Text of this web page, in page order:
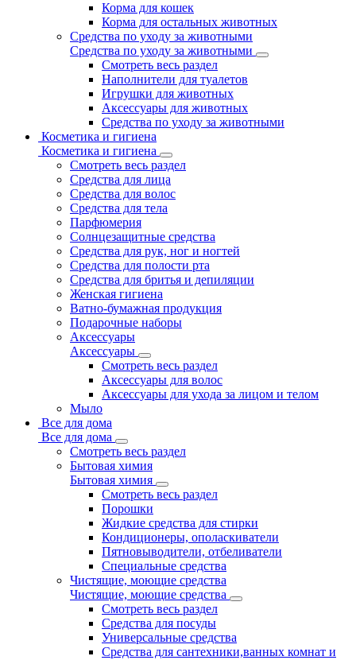
Корма для кошек
Корма для остальных животных
Средства по уходу за животными
Средства по уходу за животными
Смотреть весь раздел
Наполнители для туалетов
Игрушки для животных
Аксессуары для животных
Средства по уходу за животными
Косметика и гигиена
Косметика и гигиена
Смотреть весь раздел
Средства для лица
Средства для волос
Средства для тела
Парфюмерия
Солнцезащитные средства
Средства для рук, ног и ногтей
Средства для полости рта
Средства для бритья и депиляции
Женская гигиена
Ватно-бумажная продукция
Подарочные наборы
Аксессуары
Аксессуары
Смотреть весь раздел
Аксессуары для волос
Аксессуары для ухода за лицом и телом
Мыло
Все для дома
Все для дома
Смотреть весь раздел
Бытовая химия
Бытовая химия
Смотреть весь раздел
Порошки
Жидкие средства для стирки
Кондиционеры, ополаскиватели
Пятновыводители, отбеливатели
Специальные средства
Чистящие, моющие средства
Чистящие, моющие средства
Смотреть весь раздел
Средства для посуды
Универсальные средства
Средства для сантехники,ванных комнат и